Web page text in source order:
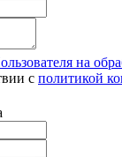
на
с политикой